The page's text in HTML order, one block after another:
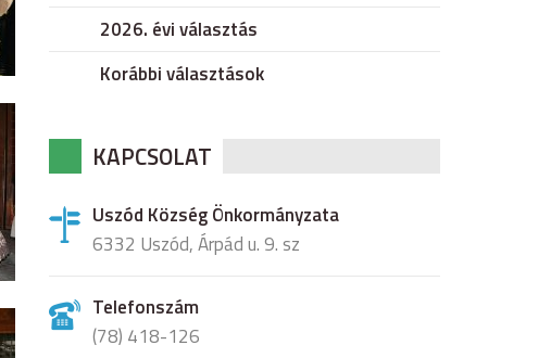
2026. évi választás
Korábbi választások
KAPCSOLAT
Uszód Község Önkormányzata
6332 Uszód, Árpád u. 9. sz
Telefonszám
(78) 418-126